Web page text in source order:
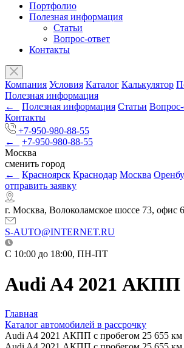
Портфолио
Полезная информация
Статьи
Вопрос-ответ
Контакты
Компания Условия Каталог Калькулятор
Полезная информация
←
Полезная информация Статьи Вопрос-
Контакты
+7-950-980-88-55
←
+7-950-980-88-55
Москва
сменить город
←
Красноярск Краснодар Москва
отправить заявку
г. Москва, Волоколамское шоссе 73, офис
S-AUTO@INTERNET.RU
C 10:00 до 18:00, ПН-ПТ
Audi A4 2021 АКПП
Главная
Каталог автомобилей в рассрочку
Audi A4 2021 АКПП с пробегом 25 655 км